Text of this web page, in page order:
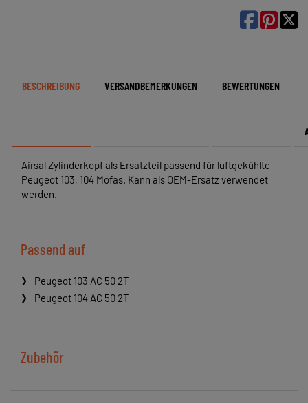

BESCHREIBUNG VERSANDBEMERKUNGEN BEWERTUNGEN
Airsal Zylinderkopf als Ersatzteil passend für luftgekühlte
Peugeot 103, 104 Mofas. Kann als OEM-Ersatz verwendet
werden.
Passend auf
Peugeot 103 AC 50 2T
Peugeot 104 AC 50 2T
Zubehör